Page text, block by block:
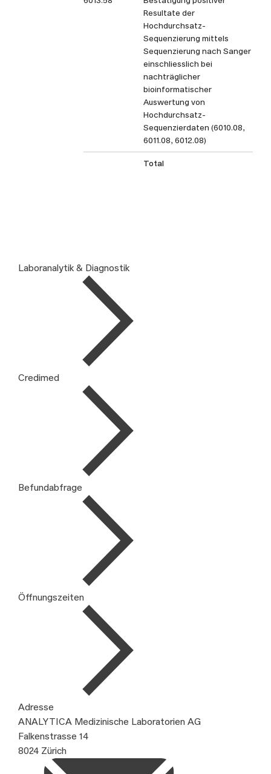
Resultate der
Hochdurchsatz-
Sequenzierung mittels
Sequenzierung nach Sanger
einschliesslich bei
nachträglicher
bioinformatischer
Auswertung von
Hochdurchsatz-
Sequenzierdaten (6010.08,
6011.08, 6012.08)
Total
Laboranalytik & Diagnostik
Credimed
Befundabfrage
Öffnungszeiten
Adresse
ANALYTICA Medizinische Laboratorien AG
Falkenstrasse 14
8024 Zürich